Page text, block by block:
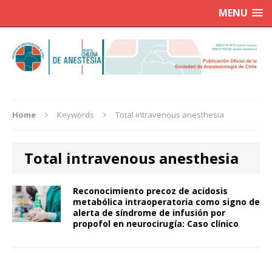
MENU
Home Keywords Total intravenous anesthesia
Total intravenous anesthesia
Reconocimiento precoz de acidosis
metabólica intraoperatoria como signo de
alerta de síndrome de infusión por
propofol en neurocirugía: Caso clínico